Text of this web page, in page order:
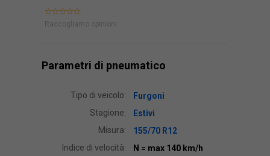
Raccogliamo opinioni.
Parametri di pneumatico
Tipo di veicolo:
Furgoni
Stagione:
Estivi
Misura:
155/70 R12
Indice di velocità:
N = max 140 km/h